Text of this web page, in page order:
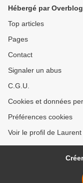
Hébergé par Overblog
Top articles
Pages
Contact
Signaler un abus
C.G.U.
Cookies et données
Préférences cookies
Voir le profil de